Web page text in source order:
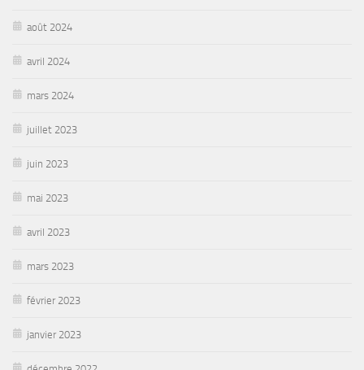
août 2024
avril 2024
mars 2024
juillet 2023
juin 2023
mai 2023
avril 2023
mars 2023
février 2023
janvier 2023